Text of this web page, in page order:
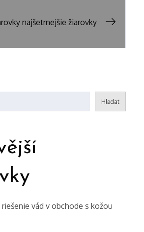
najšetrnejšie žiarovky
Hledat
vád v obchode s kožou